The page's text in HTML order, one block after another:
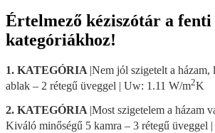
Értelmező kéziszótár a
kategóriákhoz!
1. KATEGÓRIA |Nem jól szigetelt a házam,
ablak – 2 rétegű üveggel | Uw: 1.11 W/m2K
2. KATEGÓRIA |Most szigetelem a házam
Kiváló minőségű 5 kamra – 3 rétegű üveggel